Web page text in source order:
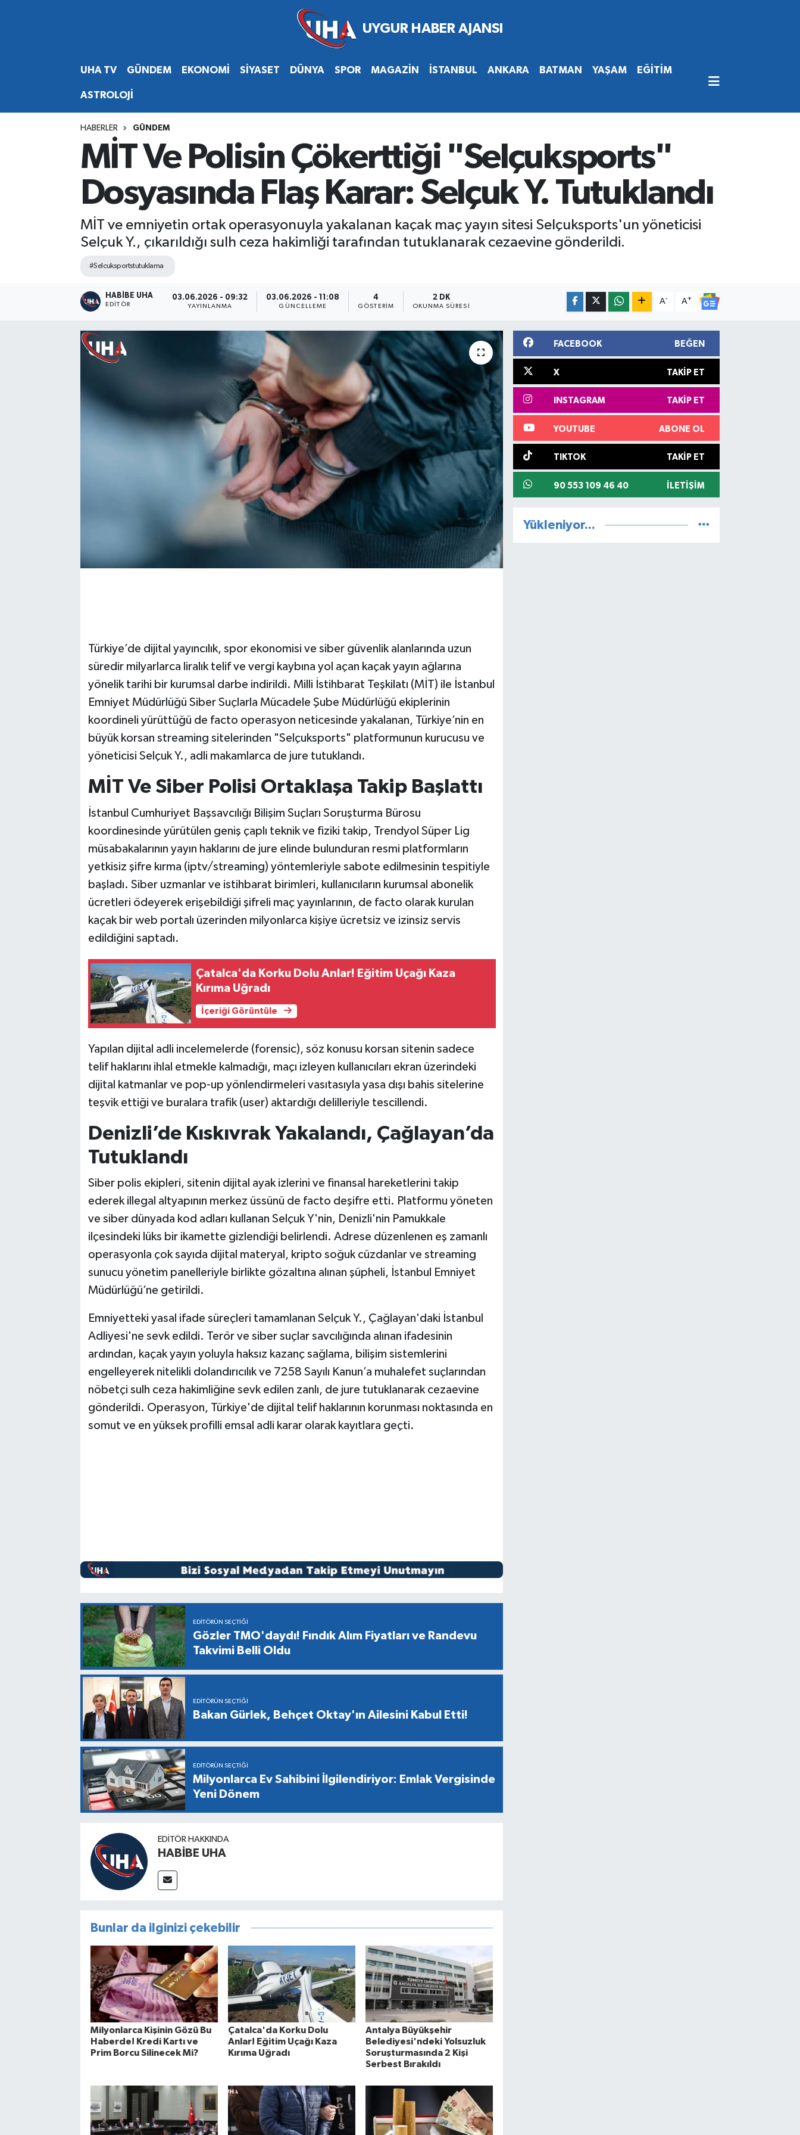
UHA TV GÜNDEM EKONOMİ SİYASET DÜNYA SPOR MAGAZİN İSTANBUL ANKARA BATMAN YAŞAM EĞİTİM
ASTROLOJİ
HABERLER GÜNDEM
MİT Ve Polisin Çökerttiği "Selçuksports"
Dosyasında Flaş Karar: Selçuk Y. Tutuklandı
MİT ve emniyetin ortak operasyonuyla yakalanan kaçak maç yayın sitesi Selçuksports'un yöneticisi
Selçuk Y., çıkarıldığı sulh ceza hakimliği tarafından tutuklanarak cezaevine gönderildi.
#Selcuksportstutuklama
HABİBE UHA
EDITÖR
03.06.2026 - 09:32
YAYINLANMA
03.06.2026 - 11:08
GÜNCELLEME
4
GÖSTERIM
2 DK
OKUNMA SÜRESI
A- A+
Türkiye’de dijital yayıncılık, spor ekonomisi ve siber güvenlik alanlarında uzun
süredir milyarlarca liralık telif ve vergi kaybına yol açan kaçak yayın ağlarına
yönelik tarihi bir kurumsal darbe indirildi. Milli İstihbarat Teşkilatı (MİT) ile İstanbul
Emniyet Müdürlüğü Siber Suçlarla Mücadele Şube Müdürlüğü ekiplerinin
koordineli yürüttüğü de facto operasyon neticesinde yakalanan, Türkiye’nin en
büyük korsan streaming sitelerinden "Selçuksports" platformunun kurucusu ve
yöneticisi Selçuk Y., adli makamlarca de jure tutuklandı.
MİT Ve Siber Polisi Ortaklaşa Takip Başlattı
İstanbul Cumhuriyet Başsavcılığı Bilişim Suçları Soruşturma Bürosu
koordinesinde yürütülen geniş çaplı teknik ve fiziki takip, Trendyol Süper Lig
müsabakalarının yayın haklarını de jure elinde bulunduran resmi platformların
yetkisiz şifre kırma (iptv/streaming) yöntemleriyle sabote edilmesinin tespitiyle
başladı. Siber uzmanlar ve istihbarat birimleri, kullanıcıların kurumsal abonelik
ücretleri ödeyerek erişebildiği şifreli maç yayınlarının, de facto olarak kurulan
kaçak bir web portalı üzerinden milyonlarca kişiye ücretsiz ve izinsiz servis
edildiğini saptadı.
Çatalca'da Korku Dolu Anlar! Eğitim Uçağı Kaza
Kırıma Uğradı
İçeriği Görüntüle
Yapılan dijital adli incelemelerde (forensic), söz konusu korsan sitenin sadece
telif haklarını ihlal etmekle kalmadığı, maçı izleyen kullanıcıları ekran üzerindeki
dijital katmanlar ve pop-up yönlendirmeleri vasıtasıyla yasa dışı bahis sitelerine
teşvik ettiği ve buralara trafik (user) aktardığı delilleriyle tescillendi.
Denizli’de Kıskıvrak Yakalandı, Çağlayan’da
Tutuklandı
Siber polis ekipleri, sitenin dijital ayak izlerini ve finansal hareketlerini takip
ederek illegal altyapının merkez üssünü de facto deşifre etti. Platformu yöneten
ve siber dünyada kod adları kullanan Selçuk Y'nin, Denizli'nin Pamukkale
ilçesindeki lüks bir ikamette gizlendiği belirlendi. Adrese düzenlenen eş zamanlı
operasyonla çok sayıda dijital materyal, kripto soğuk cüzdanlar ve streaming
sunucu yönetim panelleriyle birlikte gözaltına alınan şüpheli, İstanbul Emniyet
Müdürlüğü’ne getirildi.
Emniyetteki yasal ifade süreçleri tamamlanan Selçuk Y., Çağlayan'daki İstanbul
Adliyesi'ne sevk edildi. Terör ve siber suçlar savcılığında alınan ifadesinin
ardından, kaçak yayın yoluyla haksız kazanç sağlama, bilişim sistemlerini
engelleyerek nitelikli dolandırıcılık ve 7258 Sayılı Kanun’a muhalefet suçlarından
nöbetçi sulh ceza hakimliğine sevk edilen zanlı, de jure tutuklanarak cezaevine
gönderildi. Operasyon, Türkiye'de dijital telif haklarının korunması noktasında en
somut ve en yüksek profilli emsal adli karar olarak kayıtlara geçti.
EDITÖRÜN SEÇTIĞI
Gözler TMO'daydı! Fındık Alım Fiyatları ve Randevu
Takvimi Belli Oldu
EDITÖRÜN SEÇTIĞI
Bakan Gürlek, Behçet Oktay'ın Ailesini Kabul Etti!
EDITÖRÜN SEÇTIĞI
Milyonlarca Ev Sahibini İlgilendiriyor: Emlak Vergisinde
Yeni Dönem
EDITÖR HAKKINDA
HABİBE UHA
Bunlar da ilginizi çekebilir
Milyonlarca Kişinin Gözü Bu
Haberde! Kredi Kartı ve
Prim Borcu Silinecek Mi?
Çatalca'da Korku Dolu
Anlar! Eğitim Uçağı Kaza
Kırıma Uğradı
Antalya Büyükşehir
Belediyesi'ndeki Yolsuzluk
Soruşturmasında 2 Kişi
Serbest Bırakıldı
FACEBOOK BEĞEN
X TAKIP ET
INSTAGRAM TAKIP ET
YOUTUBE ABONE OL
TIKTOK TAKIP ET
90 553 109 46 40 İLETIŞIM
Yükleniyor...
Hava Durumu
Süper Lig Puan Durumu ve Fikstür
Tüm Manşetler
Son Dakika Haberleri